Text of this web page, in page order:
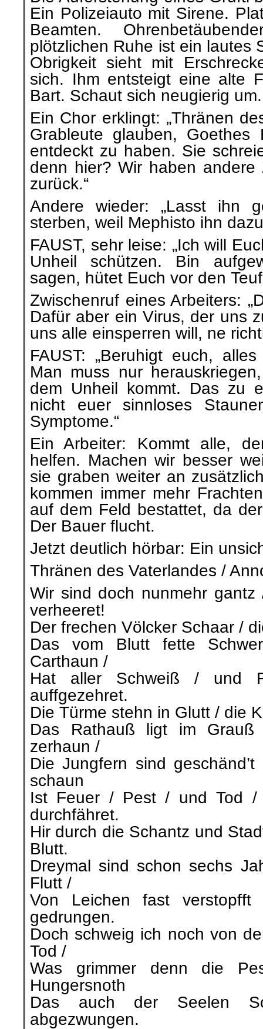
Ein Polizeiauto mit Sirene.
Beamten.
plötzlichen Ruhe ist ein lautes
Obrigkeit sieht mit
sich. Ihm entsteigt eine alte
Bart. Schaut sich neugierig um.
Ein Chor erklingt: „Thränen
Grableute glauben, Goethes
entdeckt zu haben. Sie
denn hier? Wir haben
zurück.“
Andere wieder: „Lasst ihn
sterben, weil Mephisto ihn
FAUST, sehr leise: „Ich will
Unheil schützen. Bin
sagen, hütet Euch vor den
Zwischenruf eines Arbeiters:
Dafür aber ein Virus, der uns
uns alle einsperren will, ne
FAUST: „Beruhigt euch,
Man muss nur
dem Unheil kommt. Das zu
nicht euer sinnloses
Symptome.“
Ein Arbeiter: Kommt alle,
helfen. Machen wir besser
sie graben weiter an
kommen immer mehr
auf dem Feld bestattet, da
Der Bauer flucht.
Jetzt deutlich hörbar: Ein
Thränen des Vaterlandes /
Wir sind doch nunmehr
verheeret!
Der frechen Völcker Schaar /
Das vom Blutt fette
Carthaun /
Hat aller Schweiß / und
auffgezehret.
Die Türme stehn in Glutt / die
Das Rathauß ligt im
zerhaun /
Die Jungfern sind
schaun
Ist Feuer / Pest / und Tod /
durchfähret.
Hir durch die Schantz und
Blutt.
Dreymal sind schon sechs
Flutt /
Von Leichen fast
gedrungen.
Doch schweig ich noch von
Tod /
Was grimmer denn die
Hungersnoth
Das auch der Seelen
abgezwungen.